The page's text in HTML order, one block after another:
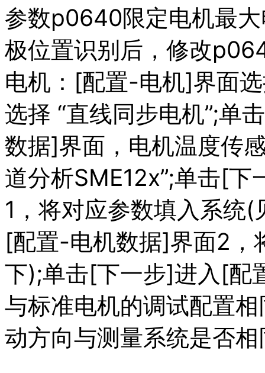
参数p0640限定电机最
极位置识别后，修改
电机：[配置-电机]界面
选择 “直线同步电机”;单
数据]界面，电机温度传
道分析SME12x”;单击[
1，将对应参数填入系统
[配置-电机数据]界面2，
下);单击[下一步]进入[配
与标准电机的调试配置
动方向与测量系统是否